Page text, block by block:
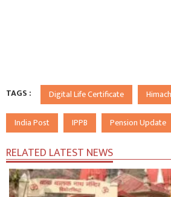
TAGS : Digital Life Certificate
India Post IPPB Pension Update
RELATED LATEST NEWS